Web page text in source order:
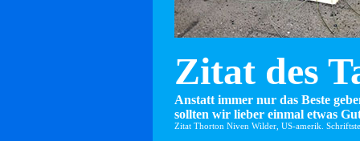
Zitat des
Anstatt immer nur das Beste
sollten wir lieber einmal etwas
Zitat Thorton Niven Wilder, US-amerik.